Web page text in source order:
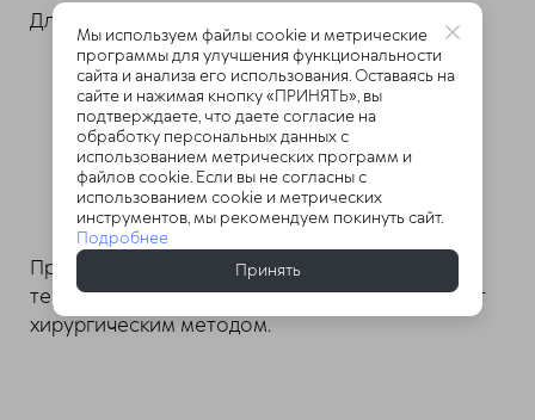
Для этого применяют:
мази, кремы с обезболивающим и/или
разогревающим составом;
препараты с обезболивающим и
противовоспалительным действием;
инъекции стероидов, анестетиков,
гиалуроновой кислоты при тяжелом
течении.
При несостоятельности медикаментозной
терапии, замену пораженного хряща проводят
хирургическим методом.
Мы используем файлы cookie и метрические
программы для улучшения функциональности
сайта и анализа его использования. Оставаясь на
сайте и нажимая кнопку «ПРИНЯТЬ», вы
подтверждаете, что даете согласие на
обработку персональных данных с
использованием метрических программ и
файлов cookie. Если вы не согласны с
использованием cookie и метрических
инструментов, мы рекомендуем покинуть сайт.
Подробнее
Принять